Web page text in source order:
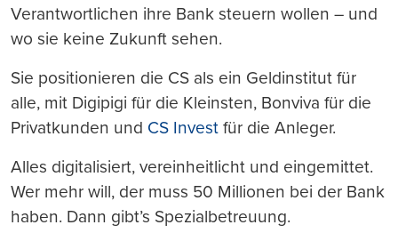
Verantwortlichen ihre Bank steuern wollen – und
wo sie keine Zukunft sehen.
Sie positionieren die CS als ein Geldinstitut für
alle, mit Digipigi für die Kleinsten, Bonviva für die
Privatkunden und CS Invest für die Anleger.
Alles digitalisiert, vereinheitlicht und eingemittet.
Wer mehr will, der muss 50 Millionen bei der Bank
haben. Dann gibt’s Spezialbetreuung.